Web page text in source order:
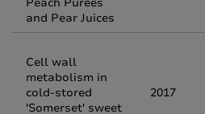
and Pear Juices
Cell wall
metabolism in
cold-stored
'Somerset' sweet
2017